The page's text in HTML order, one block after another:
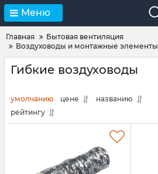
Меню
Главная
Бытовая вентиляция
Воздуховоды и монтажные элементы
Гибкие воздуховоды
умолчанию цене
названию
рейтингу